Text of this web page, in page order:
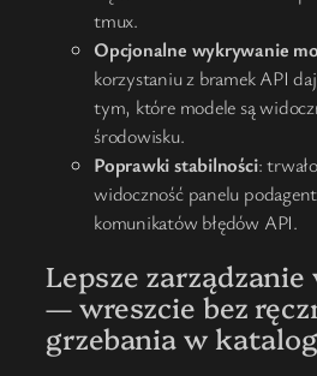
tmux.
Opcjonalne wykrywanie
korzystaniu z bramek API
tym, które modele są
środowisku.
Poprawki stabilności:
widoczność panelu
komunikatów błędów API.
Lepsze
— wreszcie bez
grzebania w